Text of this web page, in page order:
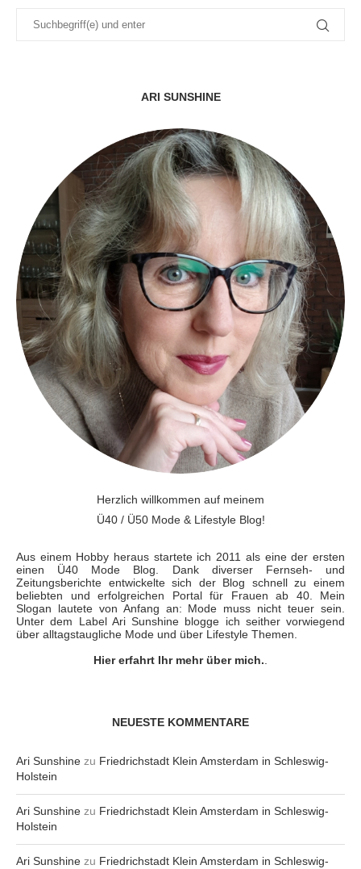
ARI SUNSHINE
Herzlich willkommen auf meinem
Ü40 / Ü50 Mode & Lifestyle Blog!
Aus einem Hobby heraus startete ich 2011 als eine der ersten
einen Ü40 Mode Blog. Dank diverser Fernseh- und
Zeitungsberichte entwickelte sich der Blog schnell zu einem
beliebten und erfolgreichen Portal für Frauen ab 40. Mein
Slogan lautete von Anfang an: Mode muss nicht teuer sein.
Unter dem Label Ari Sunshine blogge ich seither vorwiegend
über alltagstaugliche Mode und über Lifestyle Themen.
Hier erfahrt Ihr mehr über mich..
NEUESTE KOMMENTARE
Ari Sunshine zu Friedrichstadt Klein Amsterdam in Schleswig-
Holstein
Ari Sunshine zu Friedrichstadt Klein Amsterdam in Schleswig-
Holstein
Ari Sunshine zu Friedrichstadt Klein Amsterdam in Schleswig-